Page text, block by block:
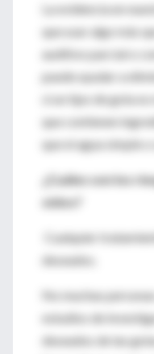
La evidencia en
que usar algo más
auditivo parcial o
puede ayudar a
si un tipo de gota
que contienen
que el agua simple o
¿Cuáles son los
oídos?
Cualquier
deseados.
No muchas
estudios de
deseados de las